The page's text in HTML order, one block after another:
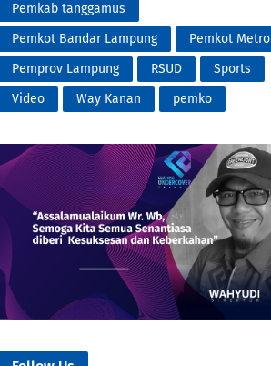
Pemkab tanggamus
Pemkot Bandar Lampung
Pemkot Metro
Pemprov Lampung
RSUD
Sports
Video
Way Kanan pemko